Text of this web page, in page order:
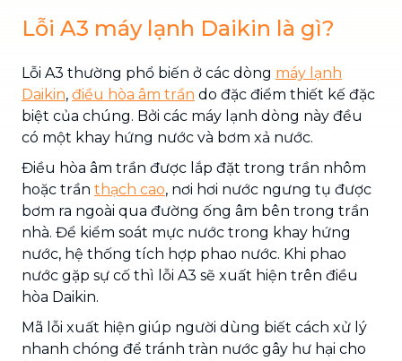
Lỗi A3 máy lạnh Daikin là gì?
Lỗi A3 thường phổ biến ở các dòng máy lạnh
Daikin, điều hòa âm trần do đặc điểm thiết kế đặc
biệt của chúng. Bởi các máy lạnh dòng này đều
có một khay hứng nước và bơm xả nước.
Điều hòa âm trần được lắp đặt trong trần nhôm
hoặc trần thạch cao, nơi hơi nước ngưng tụ được
bơm ra ngoài qua đường ống âm bên trong trần
nhà. Để kiểm soát mực nước trong khay hứng
nước, hệ thống tích hợp phao nước. Khi phao
nước gặp sự cố thì lỗi A3 sẽ xuất hiện trên điều
hòa Daikin.
Mã lỗi xuất hiện giúp người dùng biết cách xử lý
nhanh chóng để tránh tràn nước gây hư hại cho